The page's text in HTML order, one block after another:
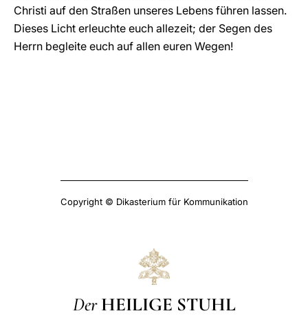
Christi auf den Straßen unseres Lebens führen lassen.
Dieses Licht erleuchte euch allezeit; der Segen des
Herrn begleite euch auf allen euren Wegen!
Copyright © Dikasterium für Kommunikation
Der HEILIGE STUHL